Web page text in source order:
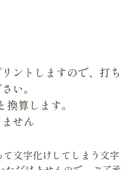
ントしますので、打ち
い。
算します。
せん
文字化けしてしまう文字